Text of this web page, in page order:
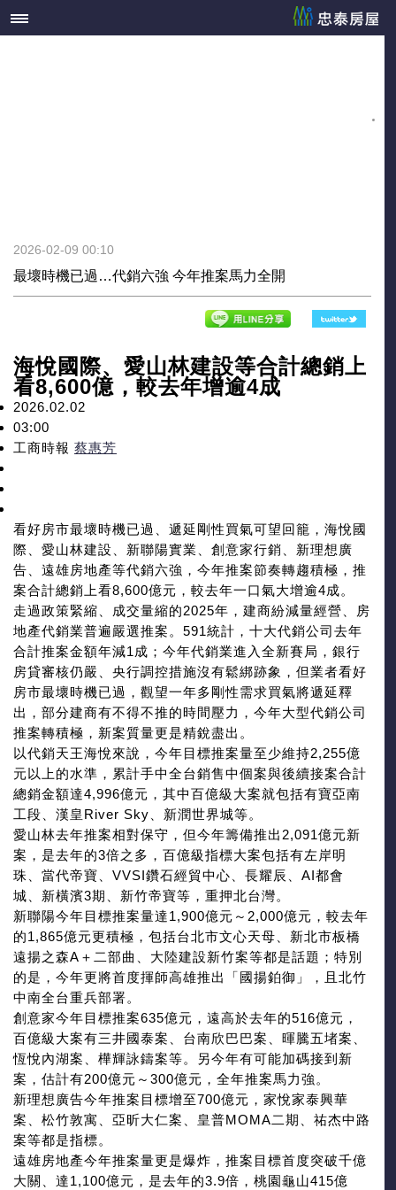
最壞時機已過…代銷六強 今年推案馬力全開
2026-02-09 00:10
海悅國際、愛山林建設等合計總銷上
看8,600億，較去年增逾4成
2026.02.02
03:00
工商時報 蔡惠芳
看好房市最壞時機已過、遞延剛性買氣可望回籠，海悅國
際、愛山林建設、新聯陽實業、創意家行銷、新理想廣
告、遠雄房地產等代銷六強，今年推案節奏轉趨積極，推
案合計總銷上看8,600億元，較去年一口氣大增逾4成。
走過政策緊縮、成交量縮的2025年，建商紛減量經營、房
地產代銷業普遍嚴選推案。591統計，十大代銷公司去年
合計推案金額年減1成；今年代銷業進入全新賽局，銀行
房貸審核仍嚴、央行調控措施沒有鬆綁跡象，但業者看好
房市最壞時機已過，觀望一年多剛性需求買氣將遞延釋
出，部分建商有不得不推的時間壓力，今年大型代銷公司
推案轉積極，新案質量更是精銳盡出。
以代銷天王海悅來說，今年目標推案量至少維持2,255億
元以上的水準，累計手中全台銷售中個案與後續接案合計
總銷金額達4,996億元，其中百億級大案就包括有寶亞南
工段、漢皇River Sky、新潤世界城等。
愛山林去年推案相對保守，但今年籌備推出2,091億元新
案，是去年的3倍之多，百億級指標大案包括有左岸明
珠、當代帝寶、VVSI鑽石經貿中心、長耀辰、AI都會
城、新橫濱3期、新竹帝寶等，重押北台灣。
新聯陽今年目標推案量達1,900億元～2,000億元，較去年
的1,865億元更積極，包括台北市文心天母、新北市板橋
遠揚之森A＋二部曲、大陸建設新竹案等都是話題；特別
的是，今年更將首度揮師高雄推出「國揚鉑御」，且北竹
中南全台重兵部署。
創意家今年目標推案635億元，遠高於去年的516億元，
百億級大案有三井國泰案、台南欣巴巴案、暉騰五堵案、
恆悅內湖案、樺輝詠鑄案等。另今年有可能加碼接到新
案，估計有200億元～300億元，全年推案馬力強。
新理想廣告今年推案目標增至700億元，家悅家泰興華
案、松竹敦寓、亞昕大仁案、皇普MOMA二期、祐杰中路
案等都是指標。
遠雄房地產今年推案量更是爆炸，推案目標首度突破千億
大關、達1,100億元，是去年的3.9倍，桃園龜山415億